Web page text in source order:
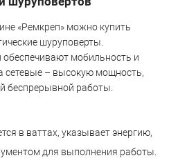
«Ремкреп» можно купить
шуруповерты.
мобильность и
сетевые – высокую мощность,
беспрерывной работы.
в ваттах, указывает энергию,
для выполнения работы.